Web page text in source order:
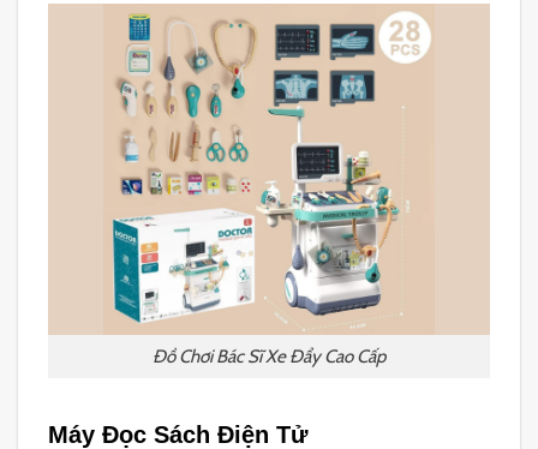
Đồ Chơi Bác Sĩ Xe Đẩy Cao Cấp
Máy Đọc Sách Điện Tử